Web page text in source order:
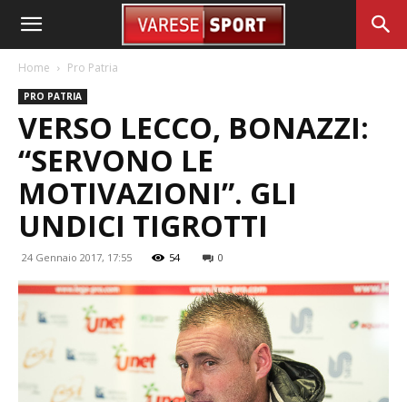
Home Pro Patria
PRO PATRIA
VERSO LECCO, BONAZZI:
“SERVONO LE
MOTIVAZIONI”. GLI
UNDICI TIGROTTI
24 Gennaio 2017, 17:55 54 0